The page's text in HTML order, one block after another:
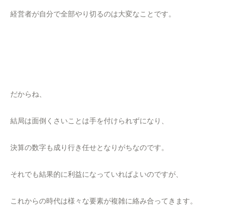
経営者が自分で全部やり切るのは大変なことです。
だからね、
結局は面倒くさいことは手を付けられずになり、
決算の数字も成り行き任せとなりがちなのです。
それでも結果的に利益になっていればよいのですが、
これからの時代は様々な要素が複雑に絡み合ってきます。